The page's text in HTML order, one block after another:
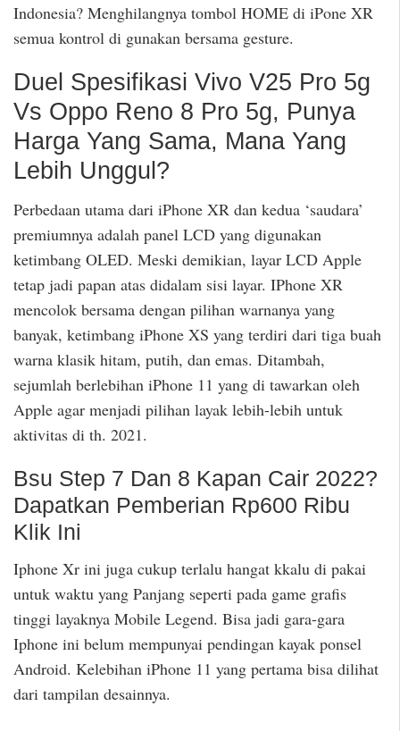
Indonesia? Menghilangnya tombol HOME di iPone XR
semua kontrol di gunakan bersama gesture.
Duel Spesifikasi Vivo V25 Pro 5g
Vs Oppo Reno 8 Pro 5g, Punya
Harga Yang Sama, Mana Yang
Lebih Unggul?
Perbedaan utama dari iPhone XR dan kedua ‘saudara’
premiumnya adalah panel LCD yang digunakan
ketimbang OLED. Meski demikian, layar LCD Apple
tetap jadi papan atas didalam sisi layar. IPhone XR
mencolok bersama dengan pilihan warnanya yang
banyak, ketimbang iPhone XS yang terdiri dari tiga buah
warna klasik hitam, putih, dan emas. Ditambah,
sejumlah berlebihan iPhone 11 yang di tawarkan oleh
Apple agar menjadi pilihan layak lebih-lebih untuk
aktivitas di th. 2021.
Bsu Step 7 Dan 8 Kapan Cair 2022?
Dapatkan Pemberian Rp600 Ribu
Klik Ini
Iphone Xr ini juga cukup terlalu hangat kkalu di pakai
untuk waktu yang Panjang seperti pada game grafis
tinggi layaknya Mobile Legend. Bisa jadi gara-gara
Iphone ini belum mempunyai pendingan kayak ponsel
Android. Kelebihan iPhone 11 yang pertama bisa dilihat
dari tampilan desainnya.